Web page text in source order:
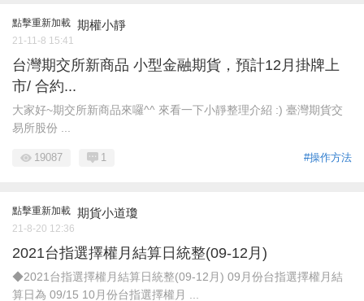
點擊重新加載 期權小靜
21-11-8 15:41
台灣期交所新商品 小型金融期貨，預計12月掛牌上
市/ 合約...
大家好~期交所新商品來囉^^ 來看一下小靜整理介紹 :) 臺灣期貨交
易所股份 ...
#操作方法
19087 1
點擊重新加載 期貨小道瓊
21-8-20 12:36
2021台指選擇權月結算日統整(09-12月)
◆2021台指選擇權月結算日統整(09-12月) 09月份台指選擇權月結
算日為 09/15 10月份台指選擇權月 ...